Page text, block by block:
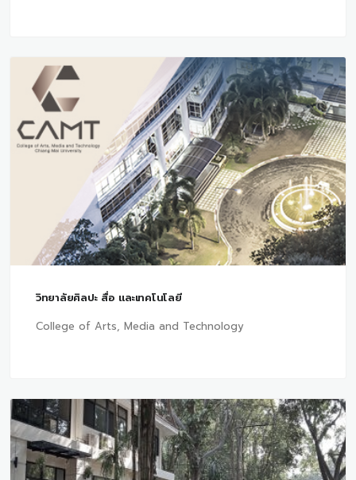
วิทยาลัยศิลปะ สื่อ และเทคโนโลยี
College of Arts, Media and Technology